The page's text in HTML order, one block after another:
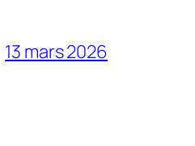
13 mars 2026